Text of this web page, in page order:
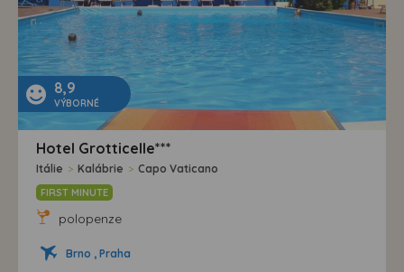
8,9
VÝBORNÉ
Hotel Grotticelle***
Itálie > Kalábrie > Capo Vaticano
FIRST MINUTE
polopenze
Brno , Praha